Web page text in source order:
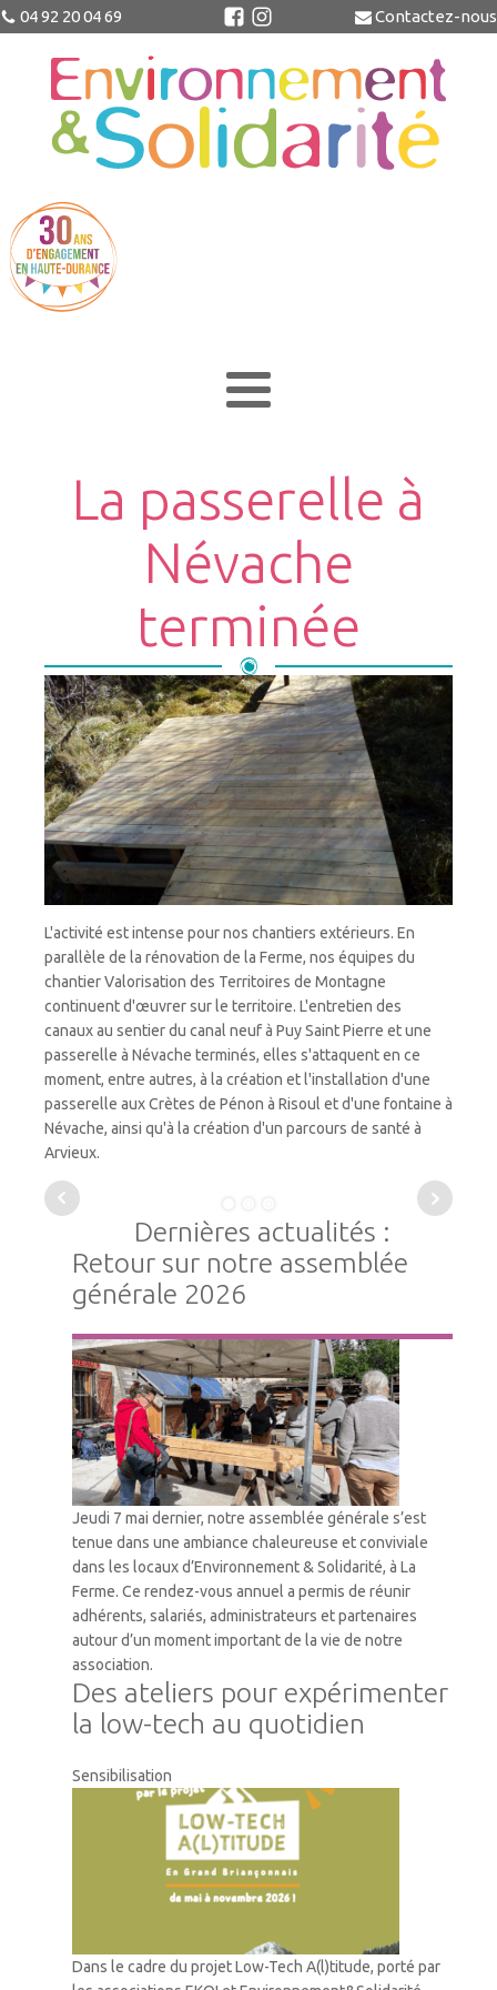
04 92 20 04 69 Contactez-nous
La passerelle à
Névache
terminée
L'activité est intense pour nos chantiers extérieurs. En
parallèle de la rénovation de la Ferme, nos équipes du
chantier Valorisation des Territoires de Montagne
continuent d'œuvrer sur le territoire. L'entretien des
canaux au sentier du canal neuf à Puy Saint Pierre et une
passerelle à Névache terminés, elles s'attaquent en ce
moment, entre autres, à la création et l'installation d'une
passerelle aux Crètes de Pénon à Risoul et d'une fontaine à
Névache, ainsi qu'à la création d'un parcours de santé à
Arvieux.
Dernières actualités :
Retour sur notre assemblée
générale 2026
Vie Associative
Jeudi 7 mai dernier, notre assemblée générale s’est
tenue dans une ambiance chaleureuse et conviviale
dans les locaux d’Environnement & Solidarité, à La
Ferme. Ce rendez-vous annuel a permis de réunir
adhérents, salariés, administrateurs et partenaires
autour d’un moment important de la vie de notre
association.
Des ateliers pour expérimenter
la low-tech au quotidien
Sensibilisation
Dans le cadre du projet Low-Tech A(l)titude, porté par